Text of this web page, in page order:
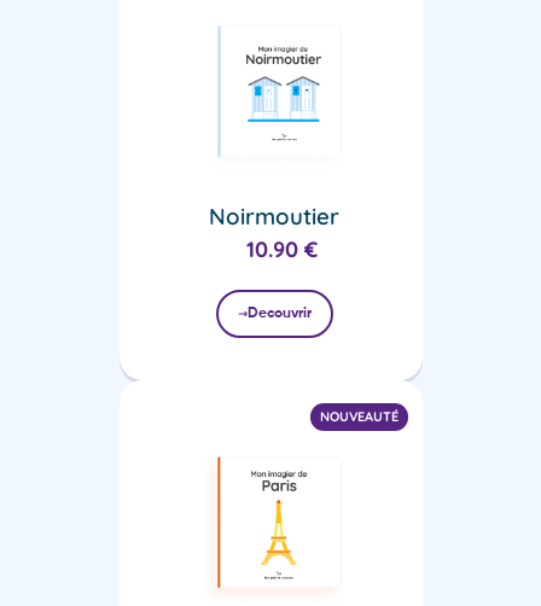
Noirmoutier
10.90 €
Decouvrir
NOUVEAUTÉ